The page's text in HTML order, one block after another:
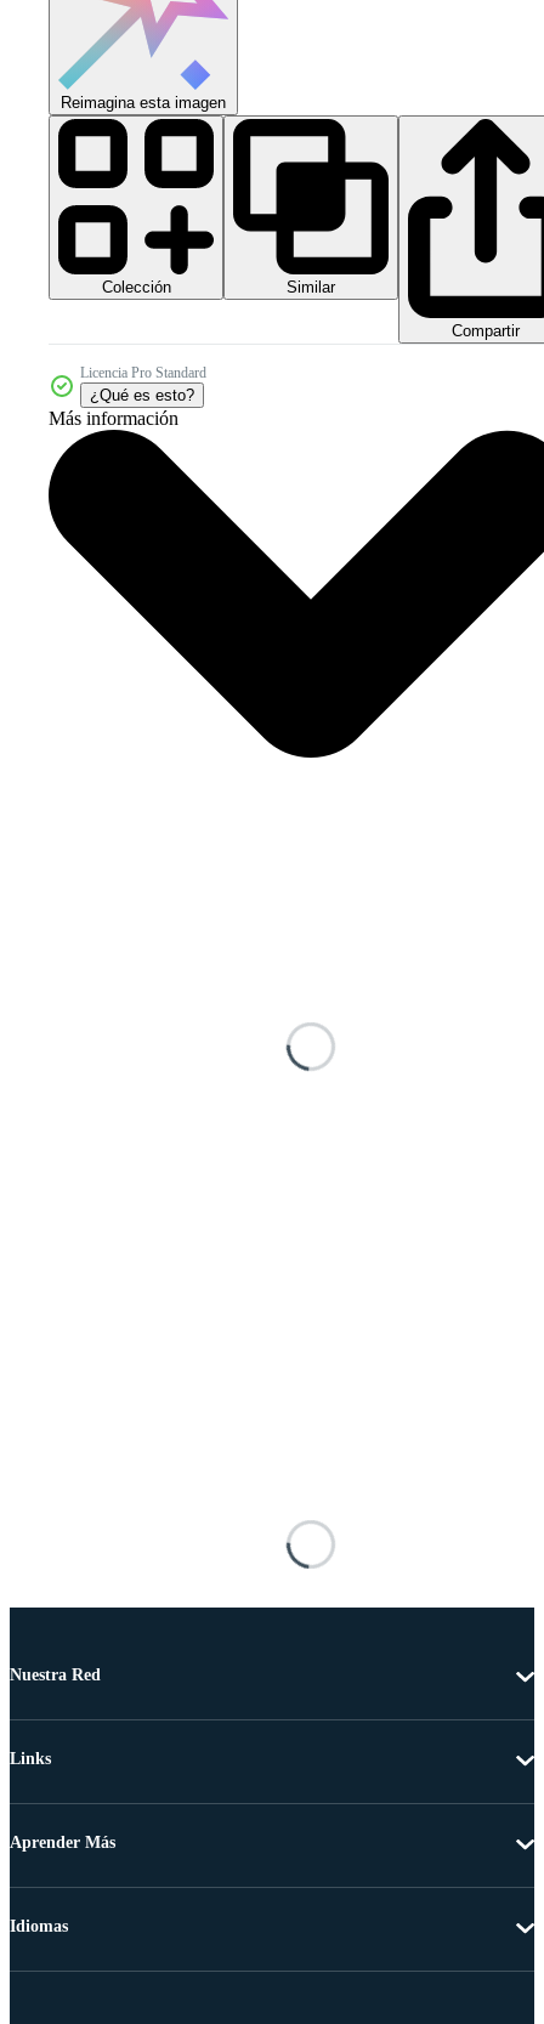
Reimagina esta imagen
Colección Similar
Compartir
Licencia Pro Standard
¿Qué es esto?
Más información
Nuestra Red
Links
Aprender Más
Idiomas